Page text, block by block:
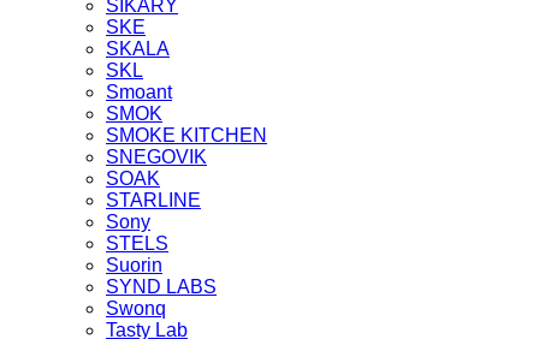
SIKARY
SKE
SKALA
SKL
Smoant
SMOK
SMOKE KITCHEN
SNEGOVIK
SOAK
STARLINE
Sony
STELS
Suorin
SYND LABS
Swonq
Tasty Lab